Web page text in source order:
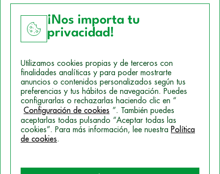
Política de Cookies
Mapa del sitio
Politica de Privacidad
© 2026 Campus Training
¡Nos importa tu
privacidad!
Utilizamos cookies propias y de terceros con
finalidades analíticas y para poder mostrarte
anuncios o contenidos personalizados según tus
preferencias y tus hábitos de navegación. Puedes
configurarlas o rechazarlas haciendo clic en “
Configuración de cookies ”. También puedes
aceptarlas todas pulsando “Aceptar todas las
cookies”. Para más información, lee nuestra Política
de cookies.